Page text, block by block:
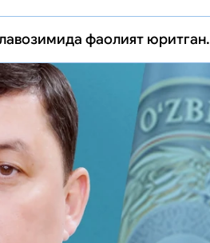
фаолият юритган.